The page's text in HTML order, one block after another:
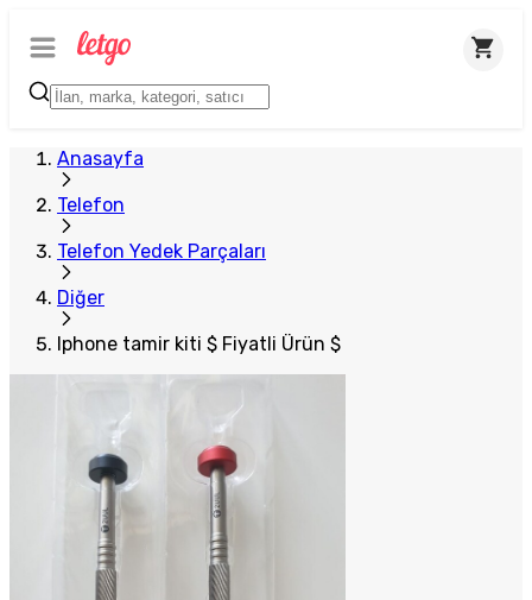
Anasayfa
Telefon
Telefon Yedek Parçaları
Diğer
Iphone tamir kiti $ Fiyatli Ürün $